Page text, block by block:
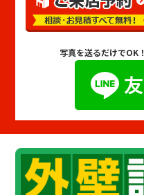
写真を送るだけでOK！